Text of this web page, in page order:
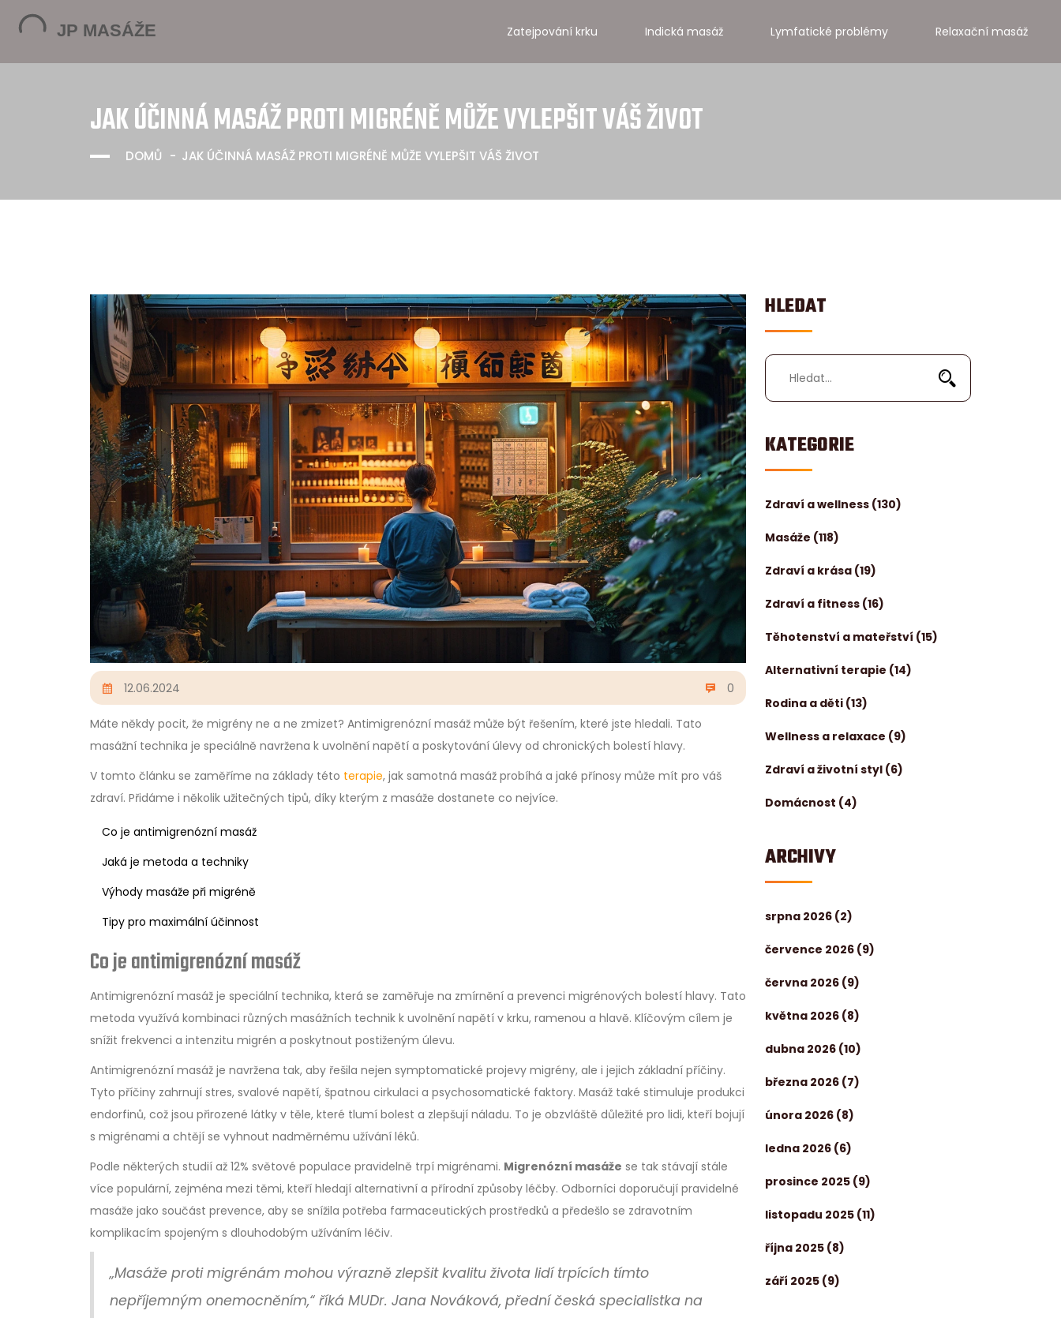
Zatejpování krku Indická masáž Lymfatické problémy Relaxační masáž
JAK ÚČINNÁ MASÁŽ PROTI MIGRÉNĚ MŮŽE VYLEPŠIT VÁŠ ŽIVOT
DOMŮ JAK ÚČINNÁ MASÁŽ PROTI MIGRÉNĚ MŮŽE VYLEPŠIT VÁŠ ŽIVOT
HLEDAT
KATEGORIE
Zdraví a wellness (130)
Masáže (118)
Zdraví a krása (19)
Zdraví a fitness (16)
Těhotenství a mateřství (15)
Alternativní terapie (14)
Rodina a děti (13)
Wellness a relaxace (9)
Zdraví a životní styl (6)
Domácnost (4)
ARCHIVY
srpna 2026 (2)
července 2026 (9)
června 2026 (9)
května 2026 (8)
dubna 2026 (10)
března 2026 (7)
února 2026 (8)
ledna 2026 (6)
prosince 2025 (9)
listopadu 2025 (11)
října 2025 (8)
září 2025 (9)
12.06.2024 0
Máte někdy pocit, že migrény ne a ne zmizet? Antimigrenózní masáž může být řešením, které jste hledali. Tato
masážní technika je speciálně navržena k uvolnění napětí a poskytování úlevy od chronických bolestí hlavy.
V tomto článku se zaměříme na základy této terapie, jak samotná masáž probíhá a jaké přínosy může mít pro váš
zdraví. Přidáme i několik užitečných tipů, díky kterým z masáže dostanete co nejvíce.
Co je antimigrenózní masáž
Jaká je metoda a techniky
Výhody masáže při migréně
Tipy pro maximální účinnost
Co je antimigrenózní masáž
Antimigrenózní masáž je speciální technika, která se zaměřuje na zmírnění a prevenci migrénových bolestí hlavy. Tato
metoda využívá kombinaci různých masážních technik k uvolnění napětí v krku, ramenou a hlavě. Klíčovým cílem je
snížit frekvenci a intenzitu migrén a poskytnout postiženým úlevu.
Antimigrenózní masáž je navržena tak, aby řešila nejen symptomatické projevy migrény, ale i jejich základní příčiny.
Tyto příčiny zahrnují stres, svalové napětí, špatnou cirkulaci a psychosomatické faktory. Masáž také stimuluje produkci
endorfinů, což jsou přirozené látky v těle, které tlumí bolest a zlepšují náladu. To je obzvláště důležité pro lidi, kteří bojují
s migrénami a chtějí se vyhnout nadměrnému užívání léků.
Podle některých studií až 12% světové populace pravidelně trpí migrénami. Migrenózní masáže se tak stávají stále
více populární, zejména mezi těmi, kteří hledají alternativní a přírodní způsoby léčby. Odborníci doporučují pravidelné
masáže jako součást prevence, aby se snížila potřeba farmaceutických prostředků a předešlo se zdravotním
komplikacím spojeným s dlouhodobým užíváním léčiv.
„Masáže proti migrénám mohou výrazně zlepšit kvalitu života lidí trpících tímto
nepříjemným onemocněním,“ říká MUDr. Jana Nováková, přední česká specialistka na